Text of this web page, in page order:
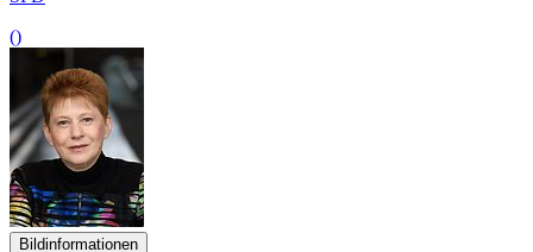
()
Bildinformationen